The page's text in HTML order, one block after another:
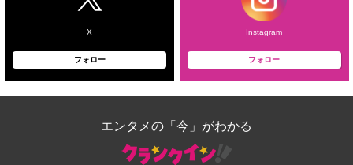
X
フォロー
Instagram
フォロー
エンタメの「今」がわかる